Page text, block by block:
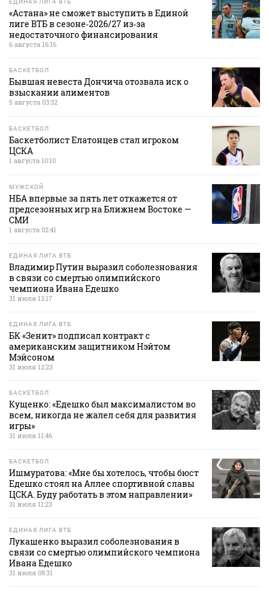
ЕДИНАЯ ЛИГА ВТБ
«Астана» не сможет выступить в Единой
лиге ВТБ в сезоне‑2026/27 из‑за
недостаточного финансирования
6 августа 16:16
БАСКЕТБОЛ
Бывшая невеста Дончича отозвала иск о
взыскании алиментов
5 августа 03:32
БАСКЕТБОЛ
Баскетболист Елатонцев стал игроком
ЦСКА
1 августа 10:10
МУЖСКОЙ
НБА впервые за пять лет откажется от
предсезонных игр на Ближнем Востоке —
СМИ
1 августа 02:41
ЕДИНАЯ ЛИГА ВТБ
Владимир Путин выразил соболезнования
в связи со смертью олимпийского
чемпиона Ивана Едешко
31 июля 13:17
ЕДИНАЯ ЛИГА ВТБ
БК «Зенит» подписал контракт с
американским защитником Нэйтом
Мэйсоном
31 июля 12:23
БАСКЕТБОЛ
Кущенко: «Едешко был максималистом во
всем, никогда не жалел себя для развития
игры»
31 июля 11:46
БАСКЕТБОЛ
Ишмуратова: «Мне бы хотелось, чтобы бюст
Едешко стоял на Аллее спортивной славы
ЦСКА. Буду работать в этом направлении»
31 июля 11:23
ЕДИНАЯ ЛИГА ВТБ
Лукашенко выразил соболезнования в
связи со смертью олимпийского чемпиона
Ивана Едешко
31 июля 08:31